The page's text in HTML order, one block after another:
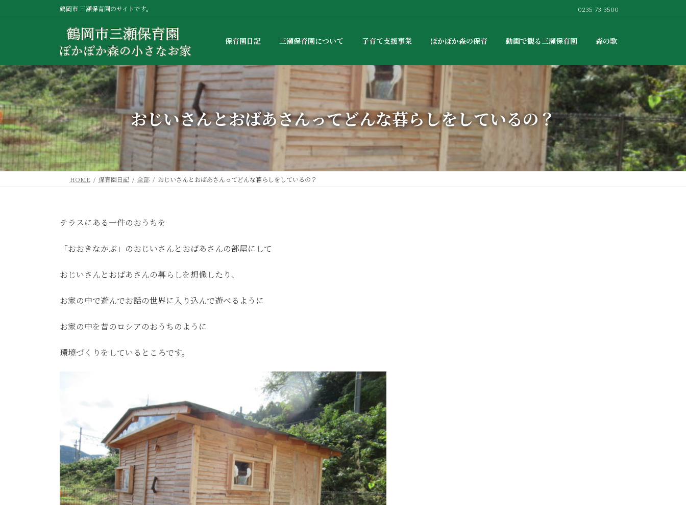
へ
ス
キ
ッ
プ
ョ
ン
に
移
動
鶴岡市 三瀬保育園のサイトです。 0235-73-3500
保育園日記 三瀬保育園について 子育て支援事業 ぽかぽか森の保育 動画で観る三瀬保育園 森の歌
おじいさんとおばあさんってどんな暮らしをしているの？
HOME 保育園日記 全部 おじいさんとおばあさんってどんな暮らしをしているの？
テラスにある一件のおうちを
「おおきなかぶ」のおじいさんとおばあさんの部屋にして
おじいさんとおばあさんの暮らしを想像したり、
お家の中で遊んでお話の世界に入り込んで遊べるように
お家の中を昔のロシアのおうちのように
環境づくりをしているところです。